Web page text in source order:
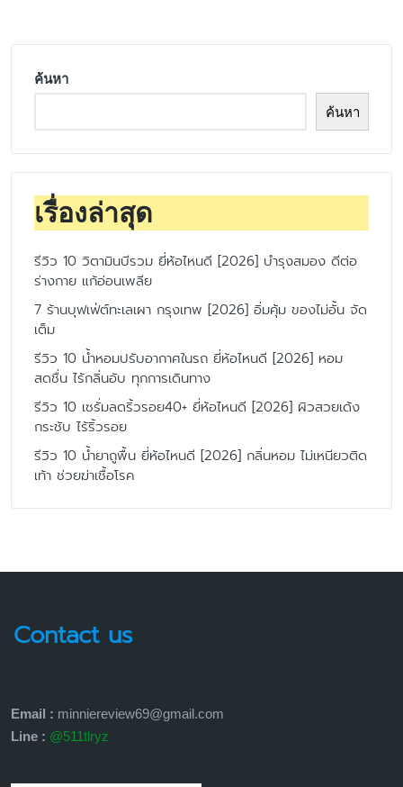
ค้นหา
ค้นหา
เรื่องล่าสุด
รีวิว 10 วิตามินบีรวม ยี่ห้อไหนดี [2026] บำรุงสมอง ดีต่อ
ร่างกาย แก้อ่อนเพลีย
7 ร้านบุฟเฟ่ต์ทะเลเผา กรุงเทพ [2026] อิ่มคุ้ม ของไม่อั้น จัด
เต็ม
รีวิว 10 น้ำหอมปรับอากาศในรถ ยี่ห้อไหนดี [2026] หอม
สดชื่น ไร้กลิ่นอับ ทุกการเดินทาง
รีวิว 10 เซรั่มลดริ้วรอย40+ ยี่ห้อไหนดี [2026] ผิวสวยเด้ง
กระชับ ไร้ริ้วรอย
รีวิว 10 น้ำยาถูพื้น ยี่ห้อไหนดี [2026] กลิ่นหอม ไม่เหนียวติด
เท้า ช่วยฆ่าเชื้อโรค
Contact us
Email : minniereview69@gmail.com
Line : @511tlryz